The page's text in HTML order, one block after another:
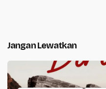
Jangan Lewatkan